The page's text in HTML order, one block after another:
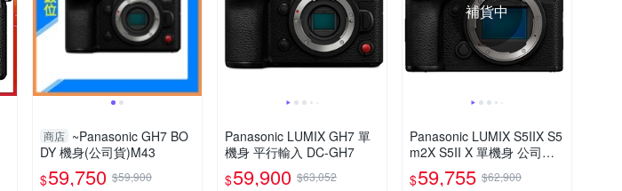
商店 ~Panasonic GH7 BO
DY 機身(公司貨)M43
$59,750 $59,900
Panasonic LUMIX GH7 單
機身 平行輸入 DC-GH7
$59,900 $63,052
補貨中
Panasonic LUMIX S5IIX S5
m2X S5II X 單機身 公司貨
DC-S5M2X
$59,755 $62,900